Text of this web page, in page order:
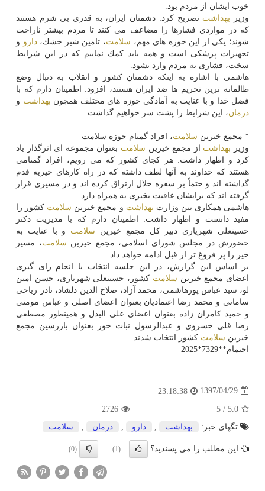
خوب ایشان از مردم بود.
وزیر بهداشت تصریح كرد: دشمنان ایران، به قدری بی شرم هستند
كه در مواردی فشارها را مضاعف می كنند تا مردم بیشتر ناراحت
شوند؛ یكی از این حوزه های مهم، سلامت، تامین شیر خشك،دارو و
تجهیزات پزشكی است و همه باید كمك نماییم كه در این شرایط
سخت، فشاری به مردم وارد نشود.
هاشمی با اشاره به اینكه دشمنان كشور و انقلاب به دنبال وضع
ظالمانه ترین تحریم ها ضد ایران هستند، افزود: اطمینان دارم كه با
فضل خدا و با عنایت به آمادگی حوزه های مختلف همچون بهداشت و
درمان، این شرایط را پشت سر خواهیم گذاشت.
* مجمع خیرین سلامت، افراد گمنام حوزه سلامت
وزیر بهداشت از مجمع خیرین سلامت بعنوان مجموعه ای اثرگذار یاد
كرد و اظهار داشت: هر كجای كشور كه می رویم، افراد گمنامی
هستند كه خداوند به آنها لطف داشته كه در راه كارهای خیریه قدم
گذاشته اند و حتماً بر سفره حلال ارتزاق كرده اند و در مسیری قرار
گرفته اند كه برایشان عاقبت بخیری به همراه دارد.
هاشمی همكاری بین وزارت بهداشت و مجمع خیرین سلامت كشور را
مفید دانست و اظهار داشت: اطمینان دارم كه با مدیریت دكتر
حسینعلی شهریاری دبیر كل مجمع خیرین سلامت و با عنایت به
حضورش در مجلس شورای اسلامی، مجمع خیرین سلامت، مسیر
خیر را پر فروغ تر از قبل ادامه خواهد داد.
بر اساس این گزارش، در این جلسه انتخاب با انجام رای گیری
اعضای مجمع خیرین سلامت كشور، حسینعلی شهریاری، حسن امین
لو، سید عباس پورهاشمی، محمد آزاد، صلاح الدین دلشاد، نادر ریاحی
سامانی و محمد رضا اعتمادیان بعنوان اعضای اصلی و عباس مومنی
و حمید كامران زاده بعنوان اعضای علی البدل و همینطور مصطفی
رضا قلی خسروی و عبدالرسول نبات خور بعنوان بازرسین مجمع
خیرین سلامت كشور انتخاب شدند.
اجتمام**7329*2025
1397/04/29
23:18:38
5.0
/
5
2726
تگهای خبر:
بهداشت دارو درمان سلامت
این مطلب را می پسندید؟ (1)
(0)